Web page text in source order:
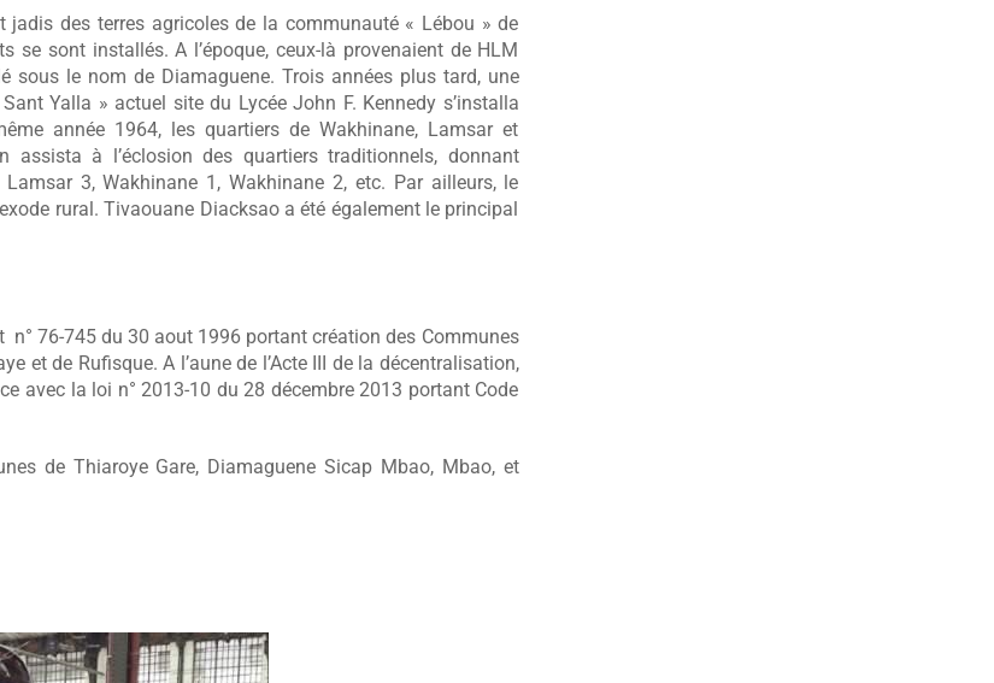
des terres agricoles de la communauté « Lébou » de
se sont installés. A l’époque, ceux-là provenaient de HLM
sous le nom de Diamaguene. Trois années plus tard, une
Yalla » actuel site du Lycée John F. Kennedy s’installa
année 1964, les quartiers de Wakhinane, Lamsar et
assista à l’éclosion des quartiers traditionnels, donnant
3, Wakhinane 1, Wakhinane 2, etc. Par ailleurs, le
rural. Tivaouane Diacksao a été également le principal
76-745 du 30 aout 1996 portant création des Communes
et de Rufisque. A l’aune de l’Acte III de la décentralisation,
avec la loi n° 2013-10 du 28 décembre 2013 portant Code
de Thiaroye Gare, Diamaguene Sicap Mbao, Mbao, et